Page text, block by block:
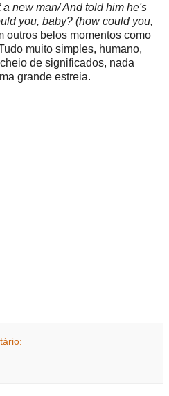
new man/ And told him he's
you, baby? (how could you,
outros belos momentos como
muito simples, humano,
de significados, nada
grande estreia.